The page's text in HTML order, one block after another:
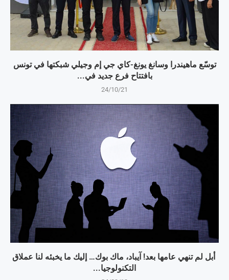
توسّع ماهيندرا وسانغ يونغ-كاي جي إم وجيلي شبكتها في تونس
بافتتاح فرع جديد في...
24/10/21
أبل لم تنهي عامها بعد! آيباد، ماك بوك… إليك ما يخبئه لنا عملاق
التكنولوجيا...